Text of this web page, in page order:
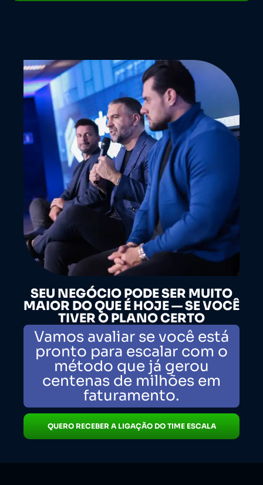
SEU NEGÓCIO PODE SER MUITO
MAIOR DO QUE É HOJE — SE VOCÊ
TIVER O PLANO CERTO
Vamos avaliar se você está
pronto para escalar com o
método que já gerou
centenas de milhões em
faturamento.
QUERO RECEBER A LIGAÇÃO DO TIME ESCALA